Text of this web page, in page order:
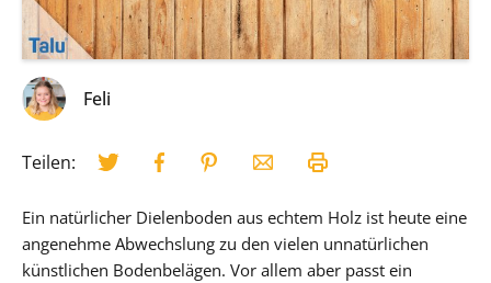
Feli
Teilen:
Ein natürlicher Dielenboden aus echtem Holz ist heute eine
angenehme Abwechslung zu den vielen unnatürlichen
künstlichen Bodenbelägen. Vor allem aber passt ein